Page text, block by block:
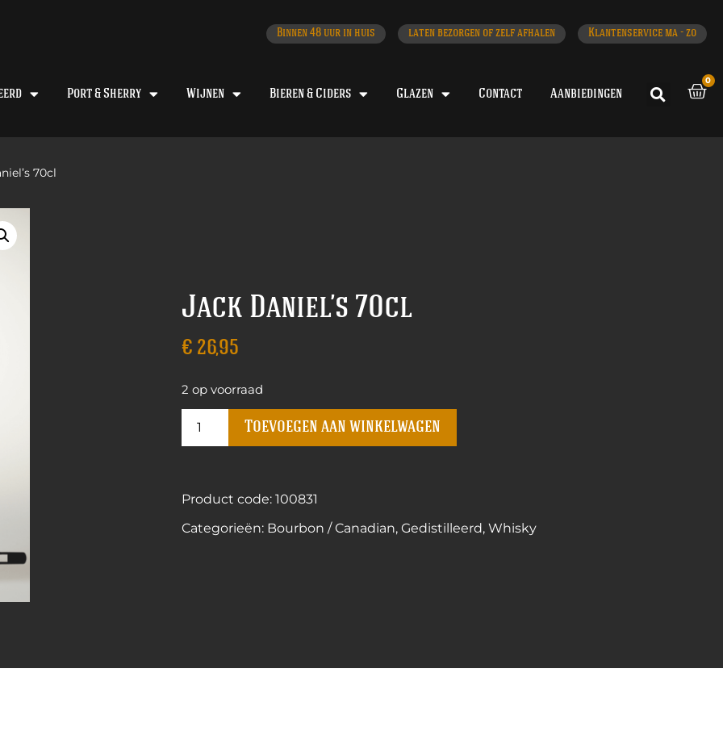
Binnen 48 uur in huis laten bezorgen of zelf afhalen Klantenservice ma - zo
Port & Sherry Wijnen Bieren & Ciders Glazen Contact Aanbiedingen
0
70cl
Jack Daniel’s 70cl
€ 26,95
2 op voorraad
Toevoegen aan winkelwagen
Product code: 100831
Categorieën: Bourbon / Canadian,Gedistilleerd,Whisky